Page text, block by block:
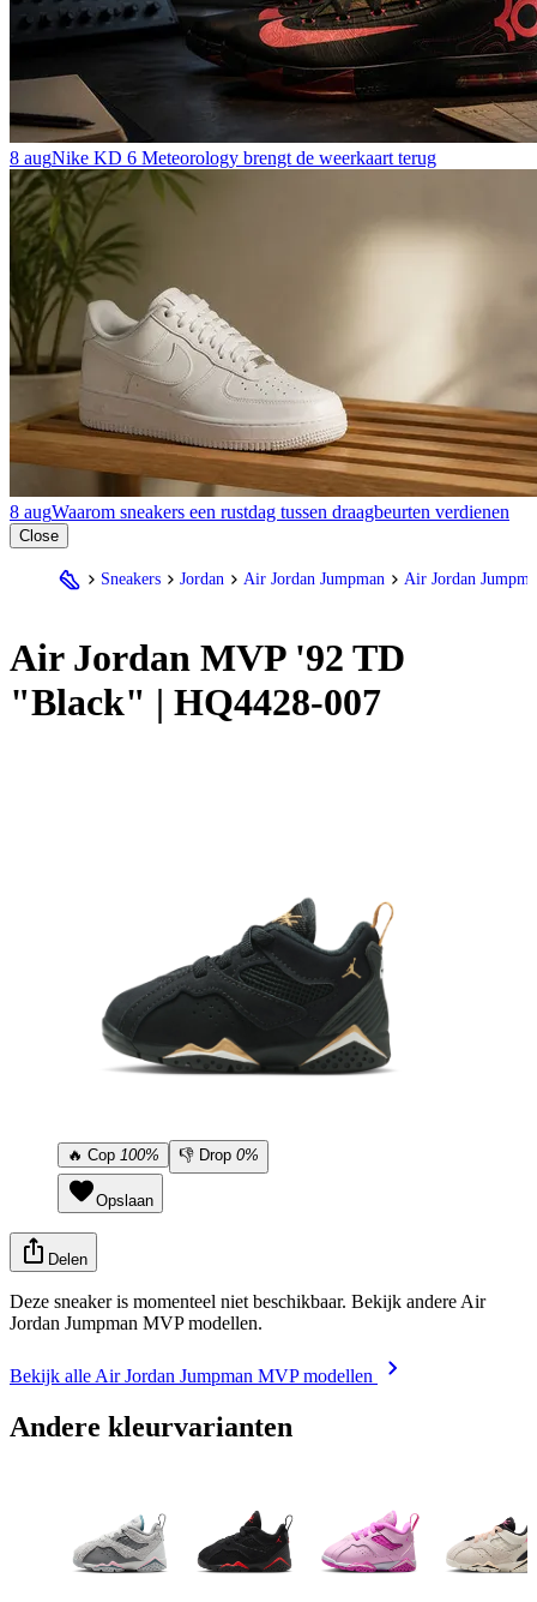
8 augNike KD 6 Meteorology brengt de weerkaart terug
8 augWaarom sneakers een rustdag tussen draagbeurten verdienen
Close
Sneakers Jordan Air Jordan Jumpman Air Jordan
Air Jordan MVP '92 TD
"Black" | HQ4428-007
🔥 Cop 100% 👎 Drop 0%
Opslaan
Delen
Deze sneaker is momenteel niet beschikbaar. Bekijk andere Air
Jordan Jumpman MVP modellen.
Bekijk alle Air Jordan Jumpman MVP modellen
Andere kleurvarianten